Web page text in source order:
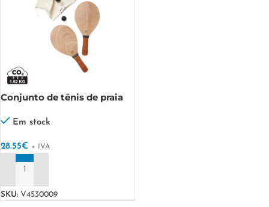
Conjunto de tênis de praia
Em stock
28.55€ + IVA
SKU: V4530009